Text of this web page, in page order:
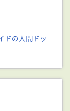
ドの人間ドッ